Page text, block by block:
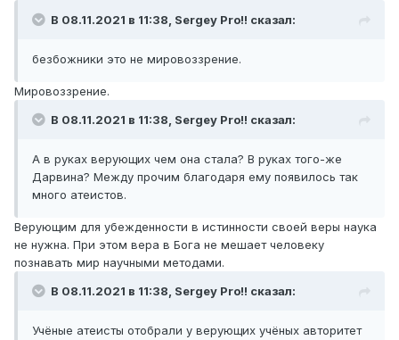
В 08.11.2021 в 11:38, Sergey Pro!! сказал:
безбожники это не мировоззрение.
Мировоззрение.
В 08.11.2021 в 11:38, Sergey Pro!! сказал:
А в руках верующих чем она стала? В руках того-же
Дарвина? Между прочим благодаря ему появилось так
много атеистов.
Верующим для убежденности в истинности своей веры наука
не нужна. При этом вера в Бога не мешает человеку
познавать мир научными методами.
В 08.11.2021 в 11:38, Sergey Pro!! сказал:
Учёные атеисты отобрали у верующих учёных авторитет